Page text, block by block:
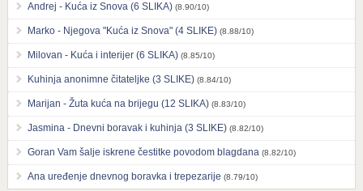
Andrej - Kuća iz Snova (6 SLIKA) (8.90/10)
Marko - Njegova "Kuća iz Snova" (4 SLIKE) (8.88/10)
Milovan - Kuća i interijer (6 SLIKA) (8.85/10)
Kuhinja anonimne čitateljke (3 SLIKE) (8.84/10)
Marijan - Žuta kuća na brijegu (12 SLIKA) (8.83/10)
Jasmina - Dnevni boravak i kuhinja (3 SLIKE) (8.82/10)
Goran Vam šalje iskrene čestitke povodom blagdana (8.82/10)
Ana uređenje dnevnog boravka i trepezarije (8.79/10)